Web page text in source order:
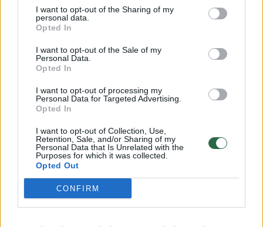
I want to opt-out of the Sharing of my
personal data.
Opted In
I want to opt-out of the Sale of my
Personal Data.
Opted In
I want to opt-out of processing my
Personal Data for Targeted Advertising.
Opted In
I want to opt-out of Collection, Use,
Retention, Sale, and/or Sharing of my
Personal Data that Is Unrelated with the
Purposes for which it was collected.
Opted Out
CONFIRM
Stiprinamas šiaurinis NATO flangas: Vokietijos karinis
jūrų laivynas išsiuntė minosvaidžių
Vokietijos karinio laivyno vadas: tai buvo klaida
Žinios | Pasaulis
00:01:47
Pekinas pasmerkė gynybos sutartį pasirašiusias šalis:
jos rizikuoja „šauti sau į koją“
Pasaulis